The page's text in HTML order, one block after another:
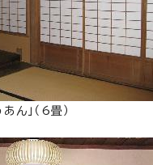
ん」（6畳）